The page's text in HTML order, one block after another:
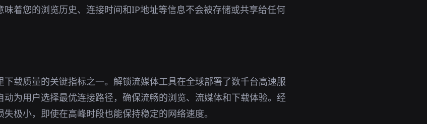
着您的浏览历史、连接时间和IP地址等信息不会被存储或共享给任何
载质量的关键指标之一。解锁流媒体工具在全球部署了数千台高速服
为用户选择最优连接路径，确保流畅的浏览、流媒体和下载体验。经
极小，即使在高峰时段也能保持稳定的网络速度。